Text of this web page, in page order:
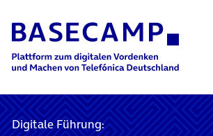
Main Navigation
Digitale Führung: